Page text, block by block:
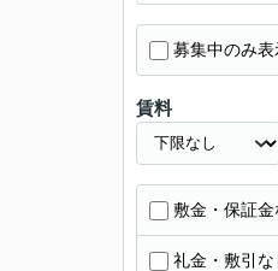
募集中のみ表
賃料
敷金・保証金
礼金・敷引な